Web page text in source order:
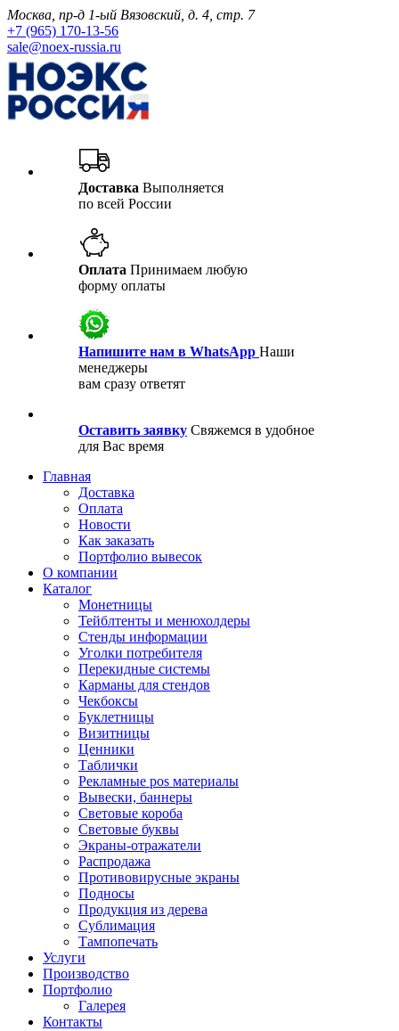
Москва, пр-д 1-ый Вязовский, д. 4, стр. 7
+7 (965) 170-13-56
sale@noex-russia.ru
Доставка Выполняется
по всей России
Оплата Принимаем любую
форму оплаты
Напишите нам в WhatsApp Наши
менеджеры
вам сразу ответят
Оставить заявку Свяжемся в удобное
для Вас время
Главная
Доставка
Оплата
Новости
Как заказать
Портфолио вывесок
О компании
Каталог
Монетницы
Тейблтенты и менюхолдеры
Стенды информации
Уголки потребителя
Перекидные системы
Карманы для стендов
Чекбоксы
Буклетницы
Визитницы
Ценники
Таблички
Рекламные pos материалы
Вывески, баннеры
Световые короба
Световые буквы
Экраны-отражатели
Распродажа
Противовирусные экраны
Подносы
Продукция из дерева
Сублимация
Тампопечать
Услуги
Производство
Портфолио
Галерея
Контакты